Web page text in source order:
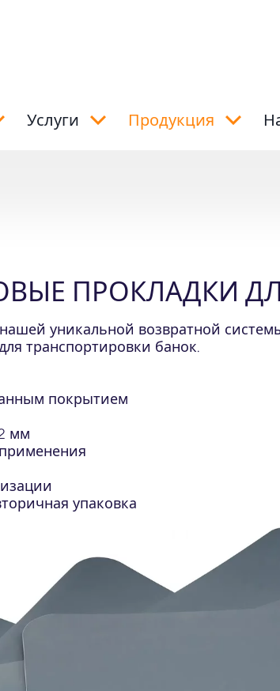
Услуги Продукция
ПРОКЛАДКИ
уникальной возвратной
транспортировки банок.
покрытием
мм
упаковка